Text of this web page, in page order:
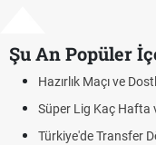
Şu An Popüler
ve Dostluk Maçı
Kaç Hafta ve Toplam Kaç
Transfer Dönemi Ne